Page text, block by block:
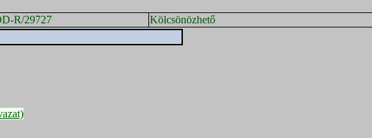
R/29727
Kölcsönözhető